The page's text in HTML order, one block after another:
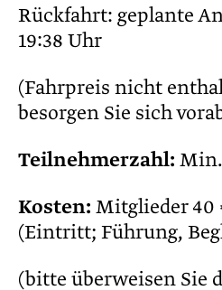
Rückfahrt: geplante
19:38 Uhr
(Fahrpreis nicht
besorgen Sie sich
Teilnehmerzahl: Min.
Kosten: Mitglieder 40
(Eintritt; Führung,
(bitte überweisen Sie